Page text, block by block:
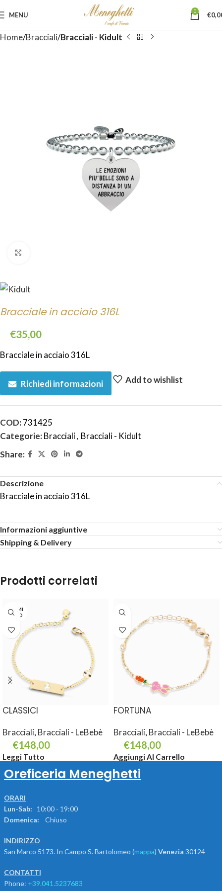
MENU 0 €
Home Bracciali Bracciali - Kidult
Bracciale in acciaio 316L
€35,00
Bracciale in acciaio 316L
Richiedi informazioni Add to wishlist
COD:731425
Categorie:Bracciali, Bracciali - Kidult
Share:
Descrizione
Bracciale in acciaio 316L
Informazioni aggiuntive
Shipping & Delivery
Prodotti correlati
TERMI
NATO
CLASSICI
Bracciali, Bracciali - LeBebè
€148,00
Leggi Tutto
FORTUNA
Bracciali, Bracciali - LeBebè
€148,00
Aggiungi Al Carrello
Oreficeria Meneghetti
ORARI
Lun-Sab: 10:00 - 19:00
Domenica:
Chiuso
INDIRIZZO
San Marco 5173. In Campo S. Bartolomeo (mappa) Venezia 30124
CONTATTI
Phone: +39.041.5237683